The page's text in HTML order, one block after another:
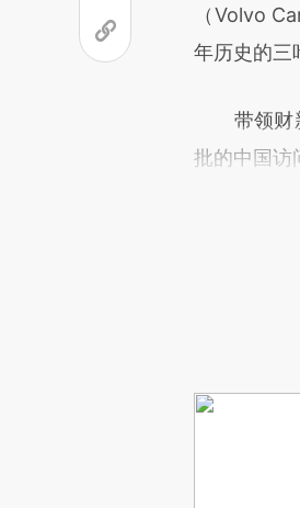
原文细致
（Volvo
年历史的三
带领财新
批的中国访